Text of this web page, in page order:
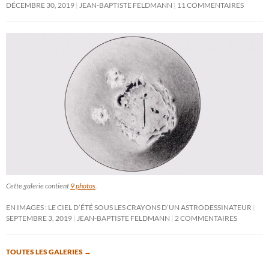
DÉCEMBRE 30, 2019 JEAN-BAPTISTE FELDMANN 11 COMMENTAIRES
Cette galerie contient 9 photos.
EN IMAGES : LE CIEL D’ÉTÉ SOUS LES CRAYONS D’UN ASTRODESSINATEUR
SEPTEMBRE 3, 2019 JEAN-BAPTISTE FELDMANN 2 COMMENTAIRES
TOUTES LES GALERIES →